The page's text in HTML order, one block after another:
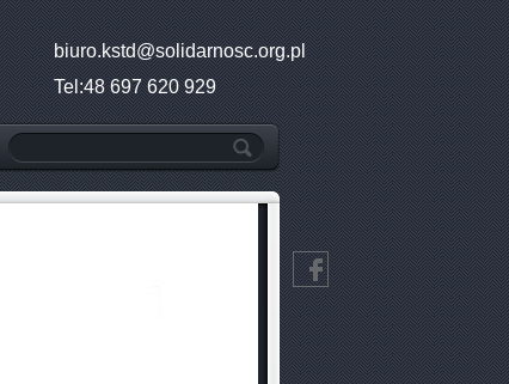
Tel:48 697 620 929
biuro.kstd@solidarnosc.org.pl